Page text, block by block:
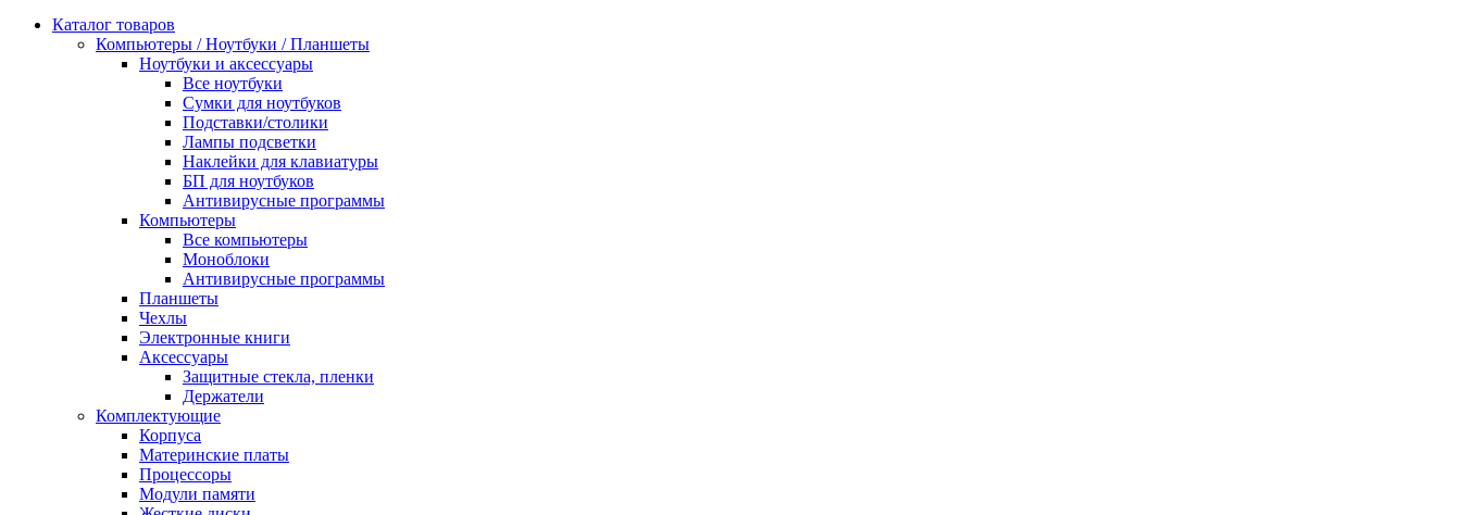
Каталог товаров
Компьютеры / Ноутбуки / Планшеты
Ноутбуки и аксессуары
Все ноутбуки
Сумки для ноутбуков
Подставки/столики
Лампы подсветки
Наклейки для клавиатуры
БП для ноутбуков
Антивирусные программы
Компьютеры
Все компьютеры
Моноблоки
Антивирусные программы
Планшеты
Чехлы
Электронные книги
Аксессуары
Защитные стекла, пленки
Держатели
Комплектующие
Корпуса
Материнские платы
Процессоры
Модули памяти